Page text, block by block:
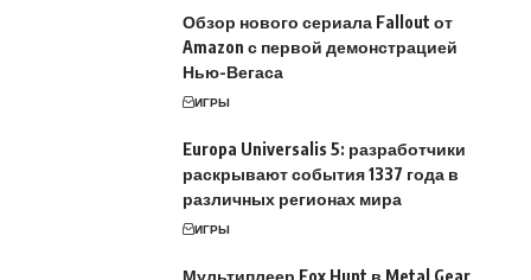
Обзор нового сериала Fallout от
Amazon с первой демонстрацией
Нью-Вегаса
ИГРЫ
Europa Universalis 5: разработчики
раскрывают события 1337 года в
различных регионах мира
ИГРЫ